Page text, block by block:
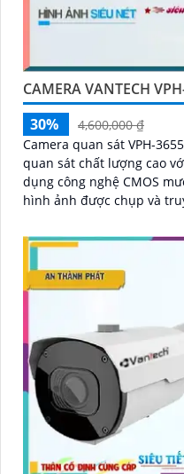
CAMERA VANTECH
30%
4,600,000 ₫
Camera quan sát VPH-
quan sát chất lượng cao
dụng công nghệ CMOS
hình ảnh được chụp và